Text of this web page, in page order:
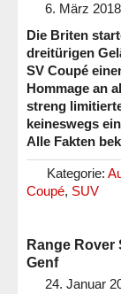
6. März 2018
Die Briten
dreitürigen
SV Coupé
Hommage an
streng
keineswegs
Alle Fakten
Kategorie:
Coupé, SUV
Range Rover
Genf
24. Januar